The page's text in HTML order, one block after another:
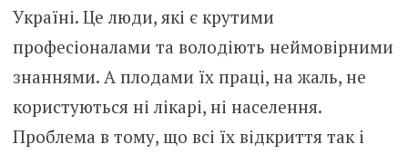
Україні. Це люди, які є крутими
професіоналами та володіють неймовірними
знаннями. А плодами їх праці, на жаль, не
користуються ні лікарі, ні населення.
Проблема в тому, що всі їх відкриття так і